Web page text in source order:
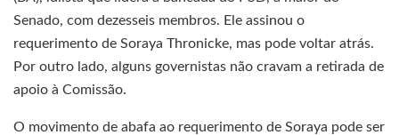
Senado, com dezesseis membros. Ele assinou o
requerimento de Soraya Thronicke, mas pode voltar atrás.
Por outro lado, alguns governistas não cravam a retirada de
apoio à Comissão.
O movimento de abafa ao requerimento de Soraya pode ser